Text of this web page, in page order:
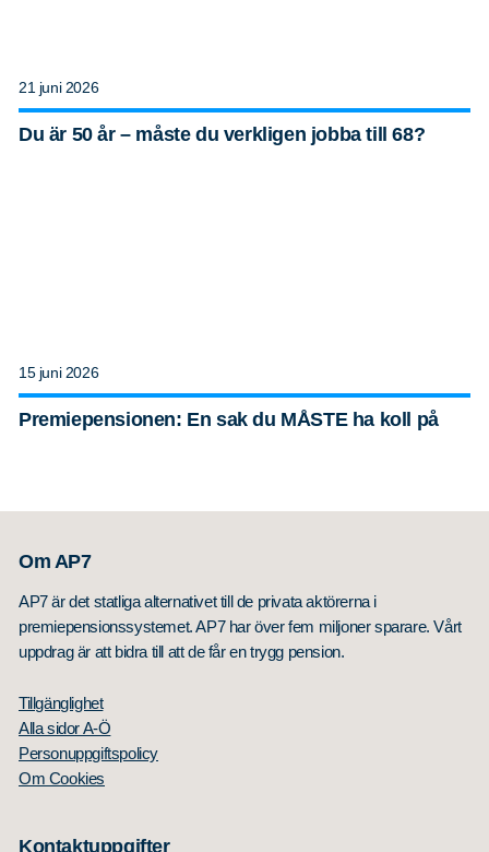
21 juni 2026
Du är 50 år – måste du verkligen jobba till 68?
15 juni 2026
Premiepensionen: En sak du MÅSTE ha koll på
Om AP7
AP7 är det statliga alternativet till de privata aktörerna i
premiepensionssystemet. AP7 har över fem miljoner sparare. Vårt
uppdrag är att bidra till att de får en trygg pension.
Tillgänglighet
Alla sidor A-Ö
Personuppgiftspolicy
Om Cookies
Kontaktuppgifter